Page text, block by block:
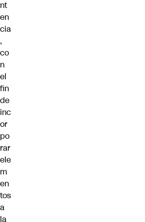
nt
en
cia
,
co
n
el
fin
de
inc
or
po
rar
ele
m
en
tos
a
la